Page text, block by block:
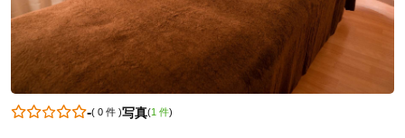
-( 0 件)写真(1 件)
「健康にはりを見た」